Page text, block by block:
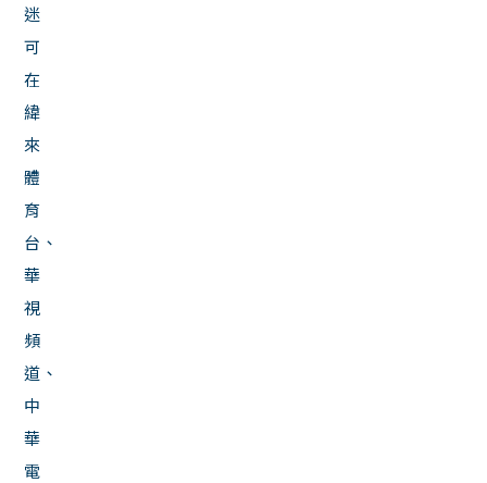
迷
可
在
緯
來
體
育
台、
華
視
頻
道、
中
華
電